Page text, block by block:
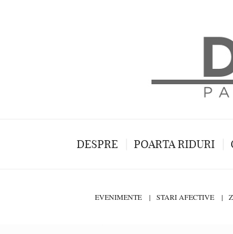
DESPRE POARTA RIDURI
EVENIMENTE STARI AFECTIVE